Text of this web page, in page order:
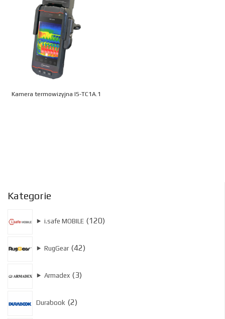
Kamera termowizyjna IS-TC1A.1
Kategorie
⯈ i.safe MOBILE 120
⯈ RugGear 42
⯈ Armadex 3
Durabook 2